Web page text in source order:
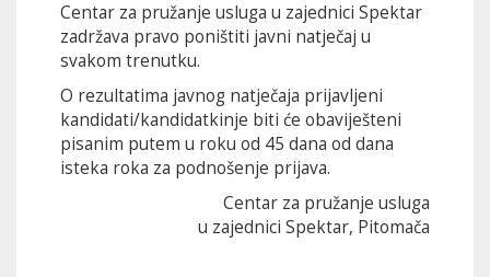
Centar za pružanje usluga u zajednici Spektar
zadržava pravo poništiti javni natječaj u
svakom trenutku.
O rezultatima javnog natječaja prijavljeni
kandidati/kandidatkinje biti će obaviješteni
pisanim putem u roku od 45 dana od dana
isteka roka za podnošenje prijava.
Centar za pružanje usluga
u zajednici Spektar, Pitomača